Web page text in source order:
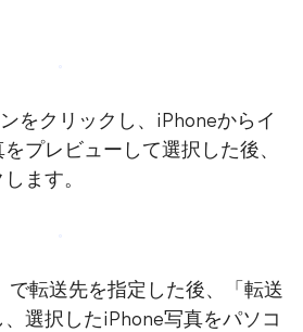
をクリックし、iPhoneからイ
プレビューして選択した後、
ます。
で転送先を指定した後、「転送
選択したiPhone写真をパソコ